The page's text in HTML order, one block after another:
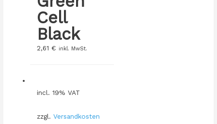
Cell
Black
2,61 € inkl. MwSt.
incl. 19% VAT
zzgl. Versandkosten